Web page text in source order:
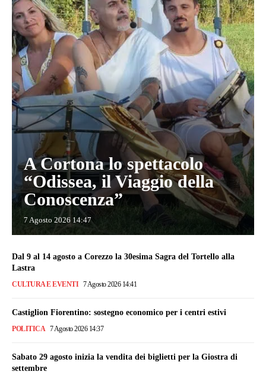
A Cortona lo spettacolo
“Odissea, il Viaggio della
Conoscenza”
7 Agosto 2026 14:47
Dal 9 al 14 agosto a Corezzo la 30esima Sagra del Tortello alla
Lastra
CULTURA E EVENTI 7 Agosto 2026 14:41
Castiglion Fiorentino: sostegno economico per i centri estivi
POLITICA 7 Agosto 2026 14:37
Sabato 29 agosto inizia la vendita dei biglietti per la Giostra di
settembre